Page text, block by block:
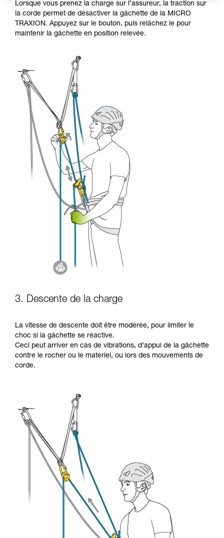
Lorsque vous prenez la charge sur l’assureur, la traction sur
la corde permet de désactiver la gâchette de la MICRO
TRAXION. Appuyez sur le bouton, puis relâchez le pour
maintenir la gâchette en position relevée.
3. Descente de la charge
La vitesse de descente doit être modérée, pour limiter le
choc si la gâchette se réactive.
Ceci peut arriver en cas de vibrations, d’appui de la gâchette
contre le rocher ou le matériel, ou lors des mouvements de
corde.